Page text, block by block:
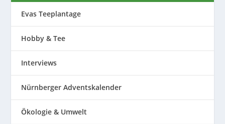
Evas Teeplantage
Hobby & Tee
Interviews
Nürnberger Adventskalender
Ökologie & Umwelt